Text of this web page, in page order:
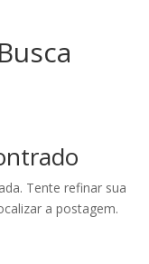
Tente refinar sua
a postagem.